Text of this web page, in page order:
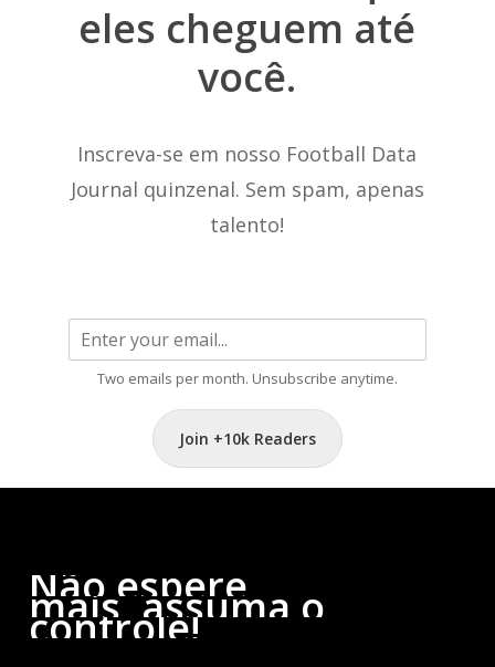
eles cheguem até
você.
Inscreva-se em nosso Football Data
Journal quinzenal. Sem spam, apenas
talento!
Two emails per month. Unsubscribe anytime.
Join +10k Readers
Nãoespere
mais,assuma o
controle!